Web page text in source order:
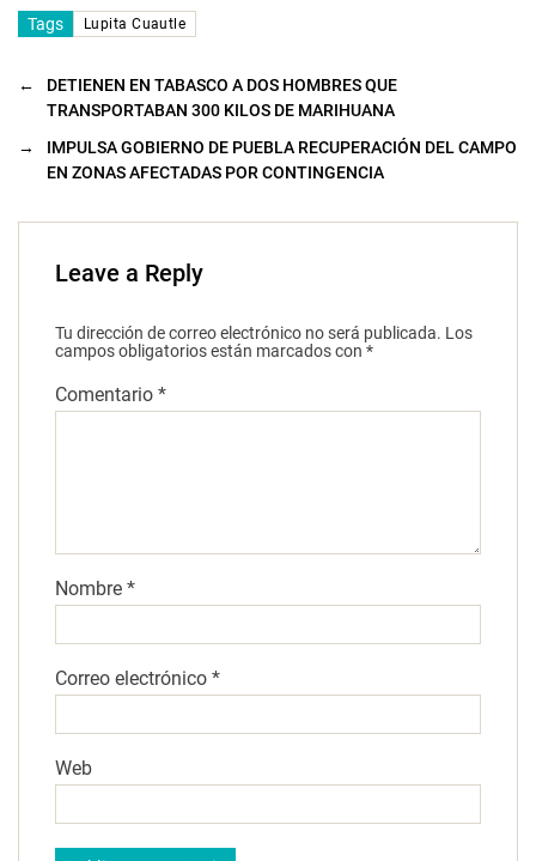
Tags Lupita Cuautle
←
DETIENEN EN TABASCO A DOS HOMBRES QUE
TRANSPORTABAN 300 KILOS DE MARIHUANA
→
IMPULSA GOBIERNO DE PUEBLA RECUPERACIÓN DEL CAMPO
EN ZONAS AFECTADAS POR CONTINGENCIA
Leave a Reply
Tu dirección de correo electrónico no será publicada. Los
campos obligatorios están marcados con *
Comentario *
Nombre *
Correo electrónico *
Web